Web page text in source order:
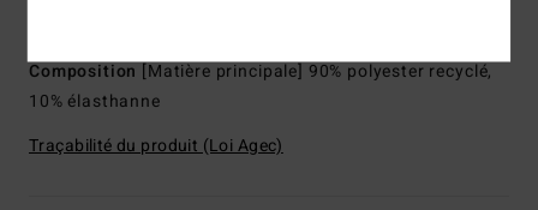
Composition [Matière principale] 90% polyester recyclé,
10% élasthanne
Traçabilité du produit (Loi Agec)